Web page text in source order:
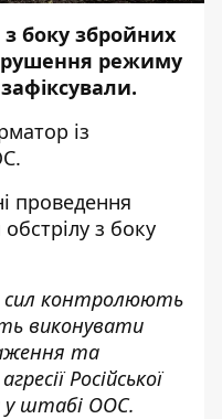
з боку збройних
режиму
із
проведення
з боку
сил контролюють
виконувати
та
Російської
у штабі ООС.